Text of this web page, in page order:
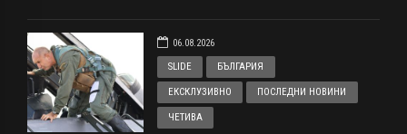
06.08.2026
SLIDE
БЪЛГАРИЯ
ЕКСКЛУЗИВНО ПОСЛЕДНИ НОВИНИ
ЧЕТИВА